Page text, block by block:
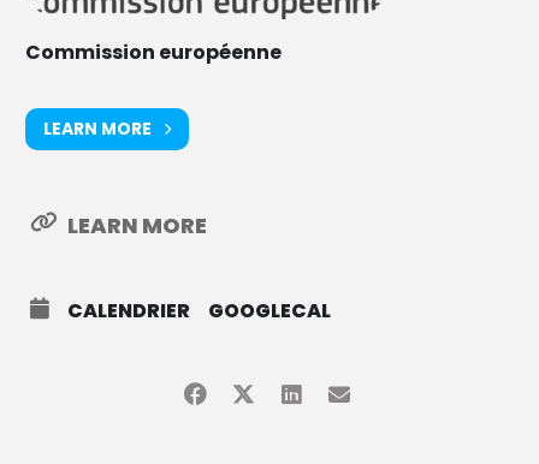
Commission européenne
LEARN MORE
LEARN MORE
CALENDRIER GOOGLECAL